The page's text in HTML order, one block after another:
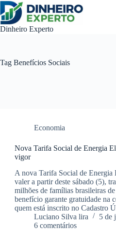
Pular
para
o
conteúdo
Dinheiro Experto
Tag Benefícios Sociais
Economia
Nova Tarifa Social de Energia
vigor
A nova Tarifa Social de Energia
valer a partir deste sábado (5),
milhões de famílias brasileiras
benefício garante gratuidade na
quem está inscrito no Cadastro
Luciano Silva lira
5 de
6 comentários